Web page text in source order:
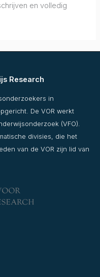
en volledig
Research
in
De VOR werkt
(VFO).
divisies, die het
van de VOR zijn lid van